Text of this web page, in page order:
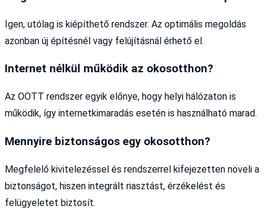
Igen, utólag is kiépíthető rendszer. Az optimális megoldás
azonban új építésnél vagy felújításnál érhető el.
Internet nélkül működik az okosotthon?
Az OOTT rendszer egyik előnye, hogy helyi hálózaton is
működik, így internetkimaradás esetén is használható marad.
Mennyire biztonságos egy okosotthon?
Megfelelő kivitelezéssel és rendszerrel kifejezetten növeli a
biztonságot, hiszen integrált riasztást, érzékelést és
felügyeletet biztosít.